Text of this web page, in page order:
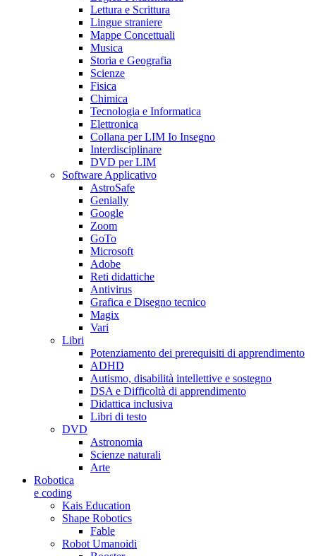
Lettura e Scrittura
Lingue straniere
Mappe Concettuali
Musica
Storia e Geografia
Scienze
Fisica
Chimica
Tecnologia e Informatica
Elettronica
Collana per LIM Io Insegno
Interdisciplinare
DVD per LIM
Software Applicativo
AstroSafe
Genially
Google
Zoom
GoTo
Microsoft
Adobe
Reti didattiche
Antivirus
Grafica e Disegno tecnico
Magix
Vari
Libri
Potenziamento dei prerequisiti di apprendimento
ADHD
Autismo, disabilità intellettive e sostegno
DSA e Difficoltà di apprendimento
Didattica inclusiva
Libri di testo
DVD
Astronomia
Scienze naturali
Arte
Robotica
e coding
Kais Education
Shape Robotics
Fable
Robot Umanoidi